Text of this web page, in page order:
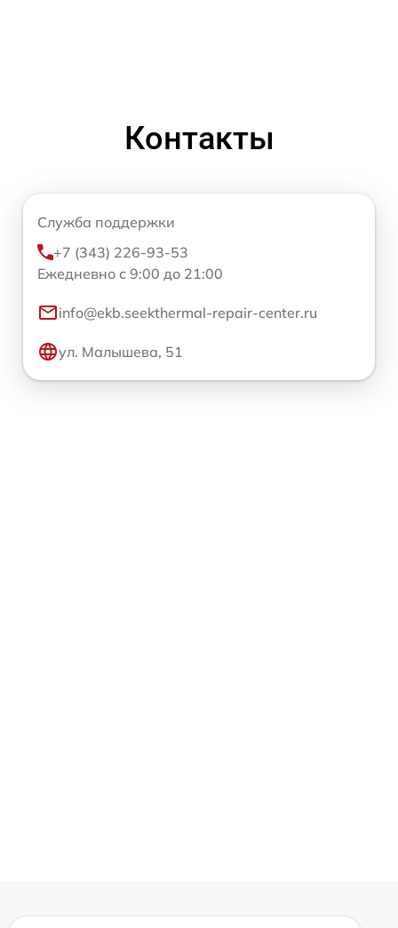
Контакты
Служба поддержки
+7 (343) 226-93-53
Ежедневно с 9:00 до 21:00
info@ekb.seekthermal-repair-center.ru
ул. Малышева, 51